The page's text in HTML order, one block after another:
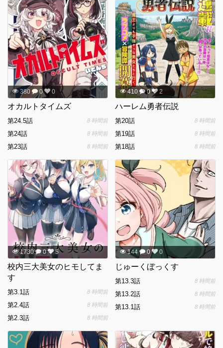
380 0 0
オカルトタイムズ
第24.5話 8 時間前
第24話 8 時間前
第23話 8 時間前
410 0 2
ハーレム勇者伝説
第20話 8 時間前
第19話 8 時間前
第18話 8 時間前
1730 0 5
校内三大美女のヒモしてま
す
第3.1話 8 時間前
第2.4話 8 時間前
第2.3話 8 時間前
144 0 0
じゅーくぼっくす
第13.3話 8 時間前
第13.2話 8 時間前
第13.1話 8 時間前